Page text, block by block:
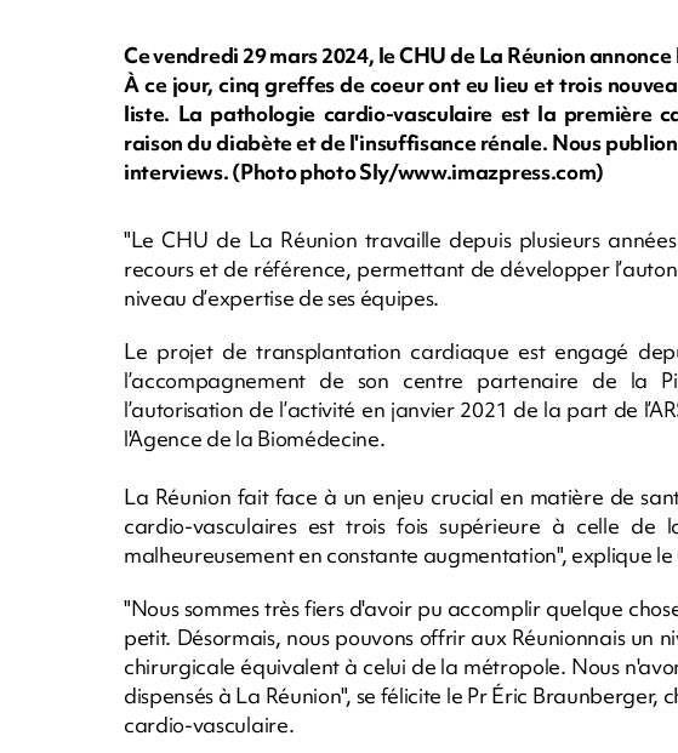
Ce vendredi 29 mars 2024, le CHU de La Réunion
À ce jour, cinq greffes de coeur ont eu lieu et trois
liste. La pathologie cardio-vasculaire est la première
raison du diabète et de l'insuffisance rénale. Nous
interviews. (Photo photo Sly/www.imazpress.com)
"Le CHU de La Réunion travaille depuis plusieurs
recours et de référence, permettant de développer
niveau d’expertise de ses équipes.
Le projet de transplantation cardiaque est engagé
l’accompagnement de son centre partenaire de la
l’autorisation de l’activité en janvier 2021 de la part de
l'Agence de la Biomédecine.
La Réunion fait face à un enjeu crucial en matière de
cardio-vasculaires est trois fois supérieure à celle
malheureusement en constante augmentation", explique
"Nous sommes très fiers d'avoir pu accomplir quelque
petit. Désormais, nous pouvons offrir aux Réunionnais un
chirurgicale équivalent à celui de la métropole. Nous
dispensés à La Réunion", se félicite le Pr Éric
cardio-vasculaire.